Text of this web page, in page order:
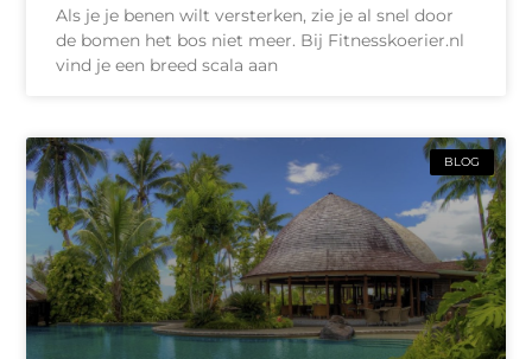
Als je je benen wilt versterken, zie je al snel door
de bomen het bos niet meer. Bij Fitnesskoerier.nl
vind je een breed scala aan
BLOG